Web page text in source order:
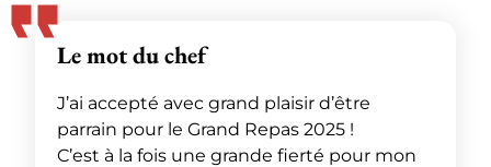
Le mot du chef
J’ai accepté avec grand plaisir d’être
parrain pour le Grand Repas 2025 !
C’est à la fois une grande fierté pour mon